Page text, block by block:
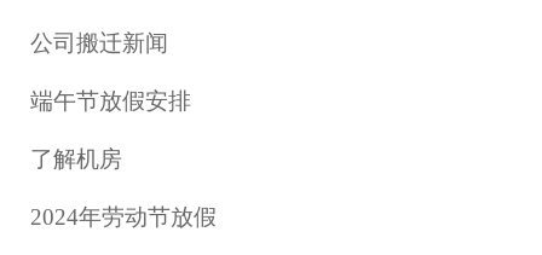
公司搬迁新闻
端午节放假安排
了解机房
2024年劳动节放假